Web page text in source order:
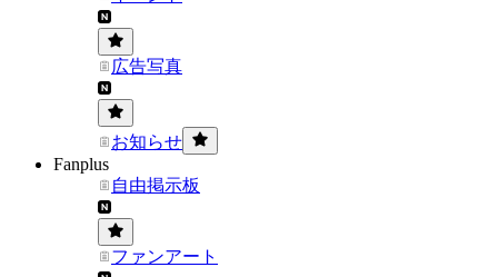
広告写真
お知らせ
Fanplus
自由掲示板
ファンアート